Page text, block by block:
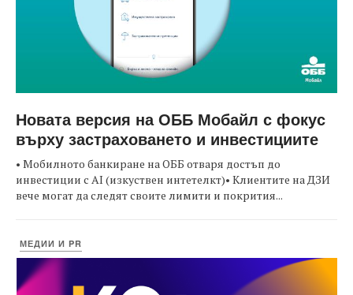
Новата версия на ОББ Мобайл с фокус
върху застраховането и инвестициите
• Мобилното банкиране на ОББ отваря достъп до
инвестиции с AI (изкуствен интетелкт)• Клиентите на ДЗИ
вече могат да следят своите лимити и покрития...
МЕДИИ И PR